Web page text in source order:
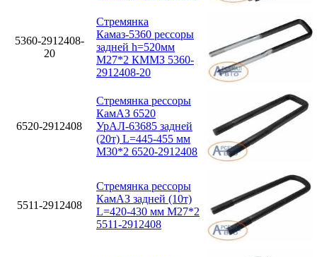
5360-2912408-
20
Стремянка
Камаз-5360 рессоры
задней h=520мм
М27*2 КММЗ 5360-
2912408-20
6520-2912408
Стремянка рессоры
КамАЗ 6520
УрАЛ-63685 задней
(20т) L=445-455 мм
М30*2 6520-2912408
5511-2912408
Стремянка рессоры
КамАЗ задней (10т)
L=420-430 мм М27*2
5511-2912408